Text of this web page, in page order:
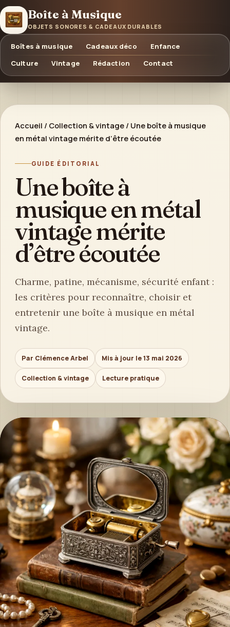
Boîte à Musique
OBJETS SONORES & CADEAUX DURABLES
Boîtes à musique Cadeaux déco
Enfance
Culture
Vintage Rédaction Contact
Accueil / Collection & vintage / Une boîte à musique
en métal vintage mérite d’être écoutée
GUIDE ÉDITORIAL
Une boîte à
musique en métal
vintage mérite
d’être écoutée
Charme, patine, mécanisme, sécurité enfant :
les critères pour reconnaître, choisir et
entretenir une boîte à musique en métal
vintage.
Par Clémence Arbel Mis à jour le 13 mai 2026
Collection & vintage Lecture pratique